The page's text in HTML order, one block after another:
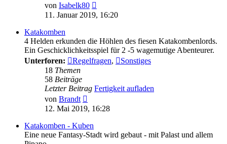
von Isabelk80
Beitrag
11. Januar 2019, 16:20
Katakomben
4 Helden erkunden die Höhlen des fiesen Katakombenlords.
Ein Geschicklichkeitsspiel für 2 -5 wagemutige Abenteurer.
Unterforen:
Regelfragen,
Sonstiges
18 Themen
58 Beiträge
Letzter Beitrag Fertigkeit aufladen
von Brandt
Beitrag
12. Mai 2019, 16:28
Katakomben - Kuben
Eine neue Fantasy-Stadt wird gebaut - mit Palast und allem